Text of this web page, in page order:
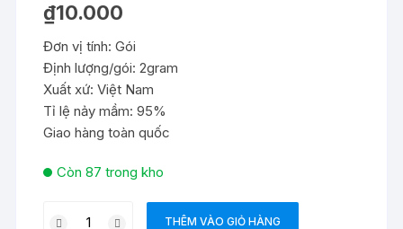
₫10.000
Đơn vị tính: Gói
Định lượng/gói: 2gram
Xuất xứ: Việt Nam
Tỉ lệ nảy mầm: 95%
Giao hàng toàn quốc
Còn 87 trong kho
THÊM VÀO GIỎ HÀNG